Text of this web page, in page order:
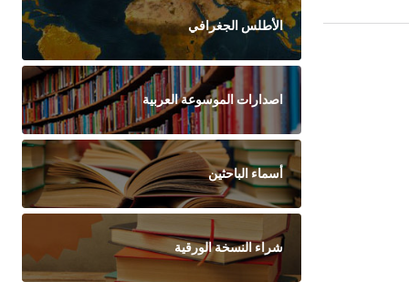
الأطلس الجغرافي
اصدارات الموسوعة العربية
أسماء الباحثين
شراء النسخة الورقية